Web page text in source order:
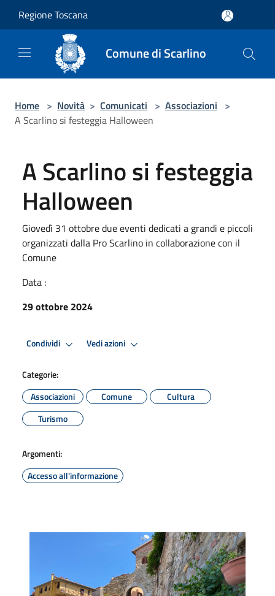
Regione Toscana
Comune di Scarlino
Home > Novità > Comunicati > Associazioni >
A Scarlino si festeggia Halloween
A Scarlino si festeggia
Halloween
Giovedì 31 ottobre due eventi dedicati a grandi e piccoli
organizzati dalla Pro Scarlino in collaborazione con il
Comune
Data :
29 ottobre 2024
Condividi Vedi azioni
Categorie:
Associazioni
Comune
Cultura
Turismo
Argomenti:
Accesso all'informazione